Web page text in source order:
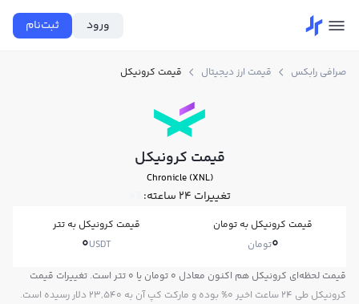
ورود ثبت‌نام
صرافی رابکس قیمت ارز دیجیتال قیمت کرونیکل
قیمت کرونیکل
Chronicle (XNL)
تغییرات ۲۴ ساعته: 0%
قیمت کرونیکل به تومان
0تومان
قیمت کرونیکل به تتر
0USDT
قیمت لحظه‌ای کرونیکل هم اکنون معادل 0 تومان یا 0 تتر است. تغییرات قیمت
کرونیکل طی 24 ساعت اخیر 0% بوده و مارکت کپ آن به 23,540 دلار رسیده است.